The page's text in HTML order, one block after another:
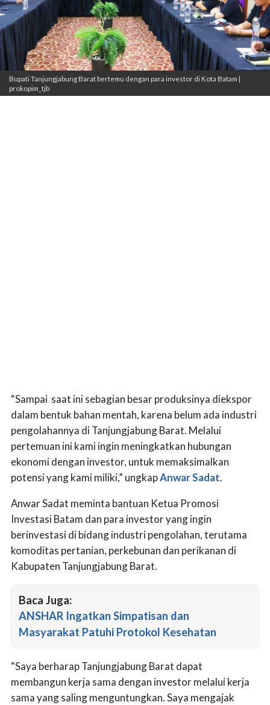
Bupati Tanjungjabung Barat bertemu dengan para investor di Kota Batam |
prokopim_tjb
“Sampai saat ini sebagian besar produksinya diekspor
dalam bentuk bahan mentah, karena belum ada industri
pengolahannya di Tanjungjabung Barat. Melalui
pertemuan ini kami ingin meningkatkan hubungan
ekonomi dengan investor, untuk memaksimalkan
potensi yang kami miliki,” ungkapAnwar Sadat.
Anwar Sadat meminta bantuan Ketua Promosi
Investasi Batam dan para investor yang ingin
berinvestasi di bidang industri pengolahan, terutama
komoditas pertanian, perkebunan dan perikanan di
Kabupaten Tanjungjabung Barat.
Baca Juga:
ANSHAR Ingatkan Simpatisan dan
Masyarakat Patuhi Protokol Kesehatan
“Saya berharap Tanjungjabung Barat dapat
membangun kerja sama dengan investor melalui kerja
sama yang saling menguntungkan. Saya mengajak